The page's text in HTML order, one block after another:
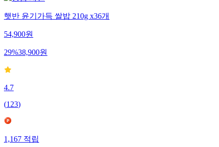
햇반 윤기가득 쌀밥 210g x36개
54,900원
29%38,900원
4.7
(123)
1,167적립